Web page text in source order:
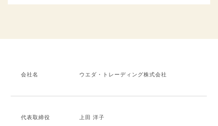
会社名 ウエダ・トレーディング株式会社
代表取締役 上田 洋子